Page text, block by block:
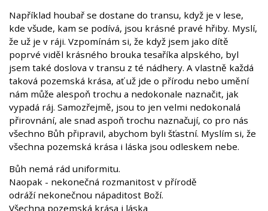
Například houbař se dostane do transu, když je v lese,
kde všude, kam se podívá, jsou krásné pravé hřiby. Myslí,
že už je v ráji. Vzpomínám si, že když jsem jako dítě
poprvé viděl krásného brouka tesaříka alpského, byl
jsem také doslova v transu z té nádhery. A vlastně každá
taková pozemská krása, ať už jde o přírodu nebo umění
nám může alespoň trochu a nedokonale naznačit, jak
vypadá ráj. Samozřejmě, jsou to jen velmi nedokonalá
přirovnání, ale snad aspoň trochu naznačují, co pro nás
všechno Bůh připravil, abychom byli šťastní. Myslím si, že
všechna pozemská krása i láska jsou odleskem nebe.
Bůh nemá rád uniformitu.
Naopak - nekonečná rozmanitost v přírodě
odráží nekonečnou nápaditost Boží.
Všechna pozemská krása i láska